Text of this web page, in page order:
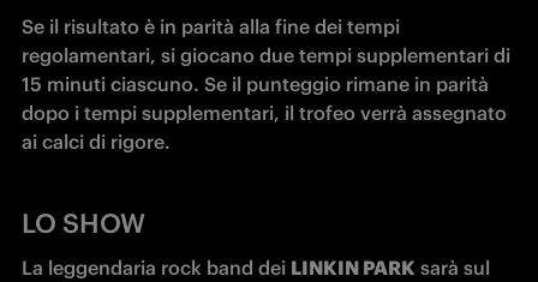
Se il risultato è in parità alla fine dei tempi
regolamentari, si giocano due tempi supplementari di
15 minuti ciascuno. Se il punteggio rimane in parità
dopo i tempi supplementari, il trofeo verrà assegnato
ai calci di rigore.
LO SHOW
La leggendaria rock band dei LINKIN PARK sarà sul